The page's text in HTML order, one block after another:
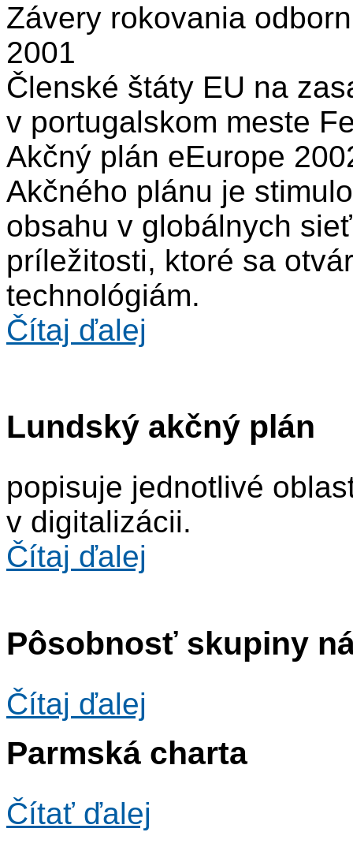
Závery rokovania
2001
Členské štáty EU na
v portugalskom meste
Akčný plán eEurope
Akčného plánu je
obsahu v globálnych
príležitosti, ktoré sa
technológiám.
Čítaj ďalej
Lundský akčný plán
popisuje jednotlivé
v digitalizácii.
Čítaj ďalej
Pôsobnosť skupiny
Čítaj ďalej
Parmská charta
Čítať ďalej